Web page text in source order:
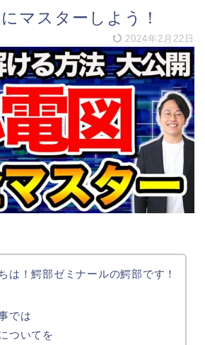
マスターしよう！
2024年2月22日
は！鰐部ゼミナールの鰐部です！
では
ついてを